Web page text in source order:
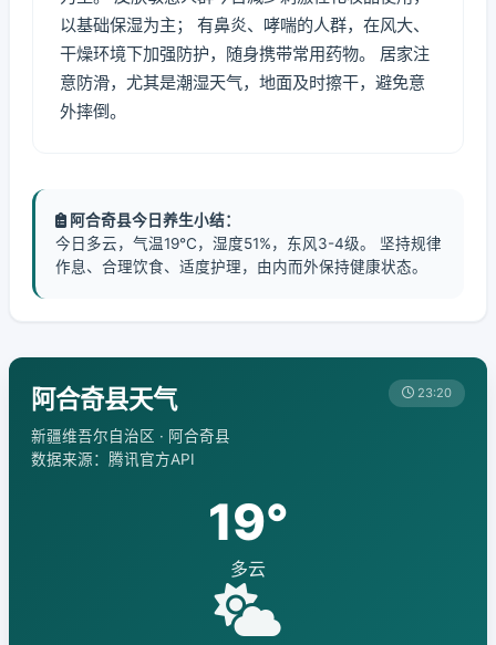
以基础保湿为主； 有鼻炎、哮喘的人群，在风大、
干燥环境下加强防护，随身携带常用药物。 居家注
意防滑，尤其是潮湿天气，地面及时擦干，避免意
外摔倒。
阿合奇县今日养生小结：
今日多云，气温19℃，湿度51%，东风3-4级。 坚持规律
作息、合理饮食、适度护理，由内而外保持健康状态。
阿合奇县天气
新疆维吾尔自治区 · 阿合奇县
数据来源：腾讯官方API
23:20
19°
多云